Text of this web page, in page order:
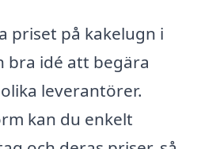
priset på kakelugn i
bra idé att begära
leverantörer.
kan du enkelt